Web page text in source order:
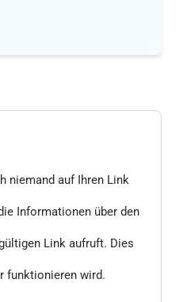
niemand auf Ihren Link
Informationen über den
Link aufruft. Dies
funktionieren wird.